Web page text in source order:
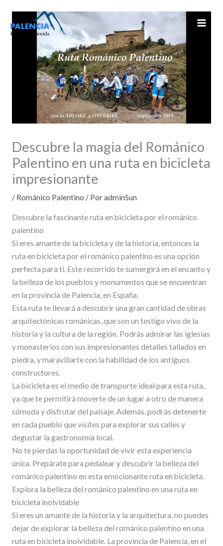
contenido
Descubre la magia del Románico
Palentino en una ruta en bicicleta
impresionante
/ Románico Palentino / PoradminSun
Descubre la fascinante ruta en bicicleta por el románico
palentino
Si eres amante de la bicicleta y de la historia, entonces la
ruta en bicicleta por el románico palentino es una opción
perfecta para ti. Este recorrido te sumergirá en el encanto y
la belleza de los pueblos y monumentos que se encuentran
en la provincia de Palencia, en España.
Esta ruta te llevará a descubrir una gran cantidad de obras
arquitectónicas románicas, que son un testigo vivo de la
historia y la cultura de la región. Podrás admirar las iglesias
y monasterios con sus impresionantes detalles tallados en
piedra, y maravillarte con la habilidad de los antiguos
constructores.
La bicicleta es el medio de transporte ideal para esta ruta,
ya que te permitirá moverte de un lugar a otro de manera
cómoda y disfrutar del paisaje. Además, podrás detenerte
en cada pueblo que visites para explorar sus calles y
degustar la gastronomía local.
No te pierdas la oportunidad de vivir esta experiencia
única. Prepárate para pedalear y descubrir la belleza del
románico palentino en esta emocionante ruta en bicicleta.
Explora la belleza del románico palentino en una ruta en
bicicleta inolvidable
Si eres un amante de la historia y la arquitectura, no puedes
dejar de explorar la belleza del románico palentino en una
ruta en bicicleta inolvidable. La provincia de Palencia, en el